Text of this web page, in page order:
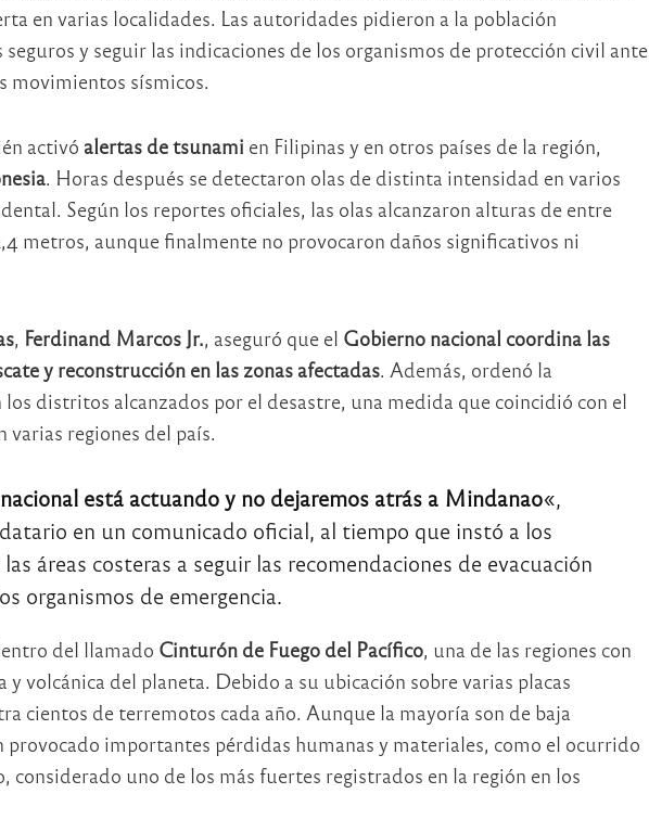
en varias localidades. Las autoridades pidieron a la población
seguros y seguir las indicaciones de los organismos de protección civil ante
movimientos sísmicos.
activó alertas de tsunami en Filipinas y en otros países de la región,
. Horas después se detectaron olas de distinta intensidad en varios
Según los reportes oficiales, las olas alcanzaron alturas de entre
metros, aunque finalmente no provocaron daños significativos ni
, Ferdinand Marcos Jr., aseguró que el Gobierno nacional coordina las
y reconstrucción en las zonas afectadas. Además, ordenó la
los distritos alcanzados por el desastre, una medida que coincidió con el
regiones del país.
está actuando y no dejaremos atrás a Mindanao«,
en un comunicado oficial, al tiempo que instó a los
áreas costeras a seguir las recomendaciones de evacuación
organismos de emergencia.
del llamado Cinturón de Fuego del Pacífico, una de las regiones con
volcánica del planeta. Debido a su ubicación sobre varias placas
cientos de terremotos cada año. Aunque la mayoría son de baja
provocado importantes pérdidas humanas y materiales, como el ocurrido
considerado uno de los más fuertes registrados en la región en los